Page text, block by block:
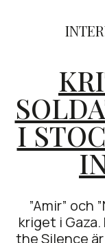
I
”Amir” och
kriget i
the Silence